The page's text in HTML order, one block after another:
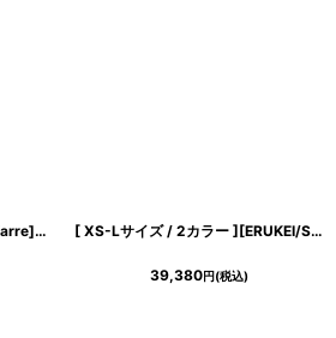
[ S-Mサイズ / 2カラー ][rinfarre]キャップスリーブ・ハイネック・ポケット・フレア・ミモレ丈・Aライン・ロングドレス・ワンピース[山崎みどり着用][送料無料]mybk [ XS-Lサイズ / 2カラー ][ERUKEI/SETTAN]ブラック・レッド・立体刺繍・ウエストリボン・Aライン・Vネック・ロングドレス[送料無料]
39,380円(税込)